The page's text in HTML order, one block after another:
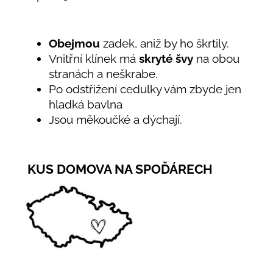
Obejmou zadek, aniž by ho škrtily.
Vnitřní klínek má skryté švy na obou
stranách a neškrabe.
Po odstřižení cedulky vám zbyde jen
hladká bavlna
Jsou měkoučké a dýchají.
KUS DOMOVA NA SPOĎÁRECH